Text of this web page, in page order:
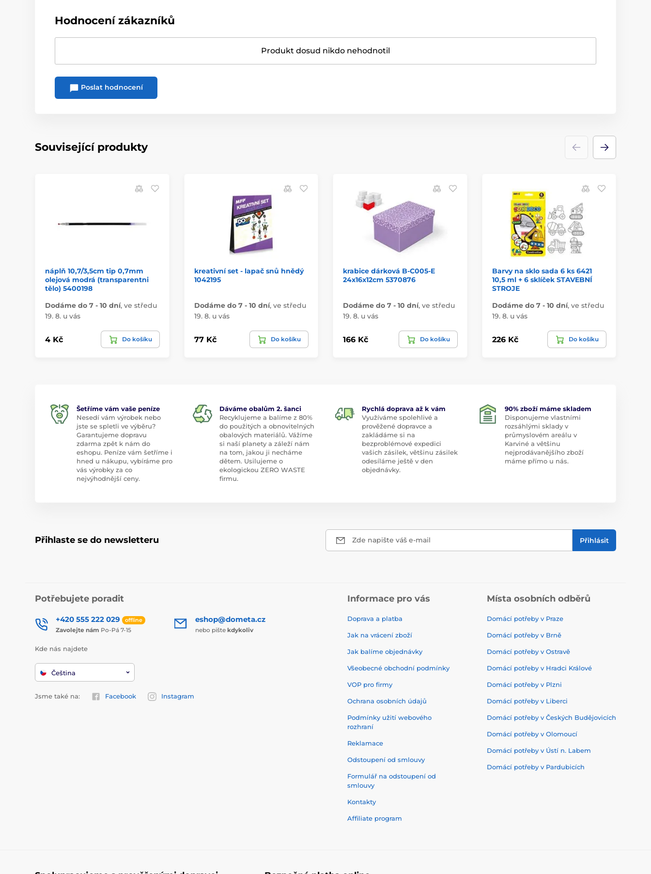
Hodnocení zákazníků
Produkt dosud nikdo nehodnotil
Poslat hodnocení
Související produkty
náplň 10,7/3,5cm tip 0,7mm
olejová modrá (transparentni
tělo) 5400198
Dodáme do 7 - 10 dní, ve středu
19. 8. u vás
4 Kč Do košíku
kreativní set - lapač snů hnědý
1042195
Dodáme do 7 - 10 dní, ve středu
19. 8. u vás
77 Kč Do košíku
krabice dárková B-C005-E
24x16x12cm 5370876
Dodáme do 7 - 10 dní, ve středu
19. 8. u vás
166 Kč Do košíku
Barvy na sklo sada 6 ks 6421
10,5 ml + 6 sklíček STAVEBNÍ
STROJE
Dodáme do 7 - 10 dní, ve středu
19. 8. u vás
226 Kč Do košíku
Šetříme vám vaše peníze
Nesedí vám výrobek nebo
jste se spletli ve výběru?
Garantujeme dopravu
zdarma zpět k nám do
eshopu. Peníze vám šetříme i
hned u nákupu, vybíráme pro
vás výrobky za co
nejvýhodnější ceny.
Dáváme obalům 2. šanci
Recyklujeme a balíme z 80%
do použitých a obnovitelných
obalových materiálů. Vážíme
si naší planety a záleží nám
na tom, jakou ji necháme
dětem. Usilujeme o
ekologickou ZERO WASTE
firmu.
Rychlá doprava až k vám
Využíváme spolehlivé a
prověžené dopravce a
zakládáme si na
bezproblémové expedici
vašich zásilek, většinu zásilek
odesíláme ještě v den
objednávky.
90% zboží máme skladem
Disponujeme vlastními
rozsáhlými sklady v
průmyslovém areálu v
Karviné a většinu
nejprodávanějšího zboží
máme přímo u nás.
Přihlaste se do newsletteru Zde napište váš e-mail Přihlásit
Potřebujete poradit
+420 555 222 029 offline
Zavolejte nám Po-Pá 7-15
eshop@dometa.cz
nebo pište kdykoliv
Kde nás najdete
Čeština
Jsme také na: Facebook Instagram
Informace pro vás
Doprava a platba
Jak na vrácení zboží
Jak balíme objednávky
Všeobecné obchodní podmínky
VOP pro firmy
Ochrana osobních údajů
Podmínky užití webového
rozhraní
Reklamace
Odstoupení od smlouvy
Formulář na odstoupení od
smlouvy
Kontakty
Affiliate program
Místa osobních odběrů
Domácí potřeby v Praze
Domácí potřeby v Brně
Domácí potřeby v Ostravě
Domácí potřeby v Hradci Králové
Domácí potřeby v Plzni
Domácí potřeby v Liberci
Domácí potřeby v Českých Budějovicích
Domácí potřeby v Olomoucí
Domácí potřeby v Ústí n. Labem
Domácí potřeby v Pardubicích